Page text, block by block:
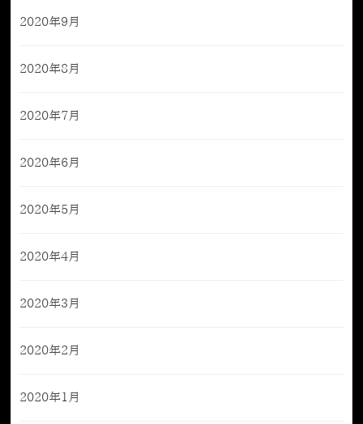
2020年9月
2020年8月
2020年7月
2020年6月
2020年5月
2020年4月
2020年3月
2020年2月
2020年1月